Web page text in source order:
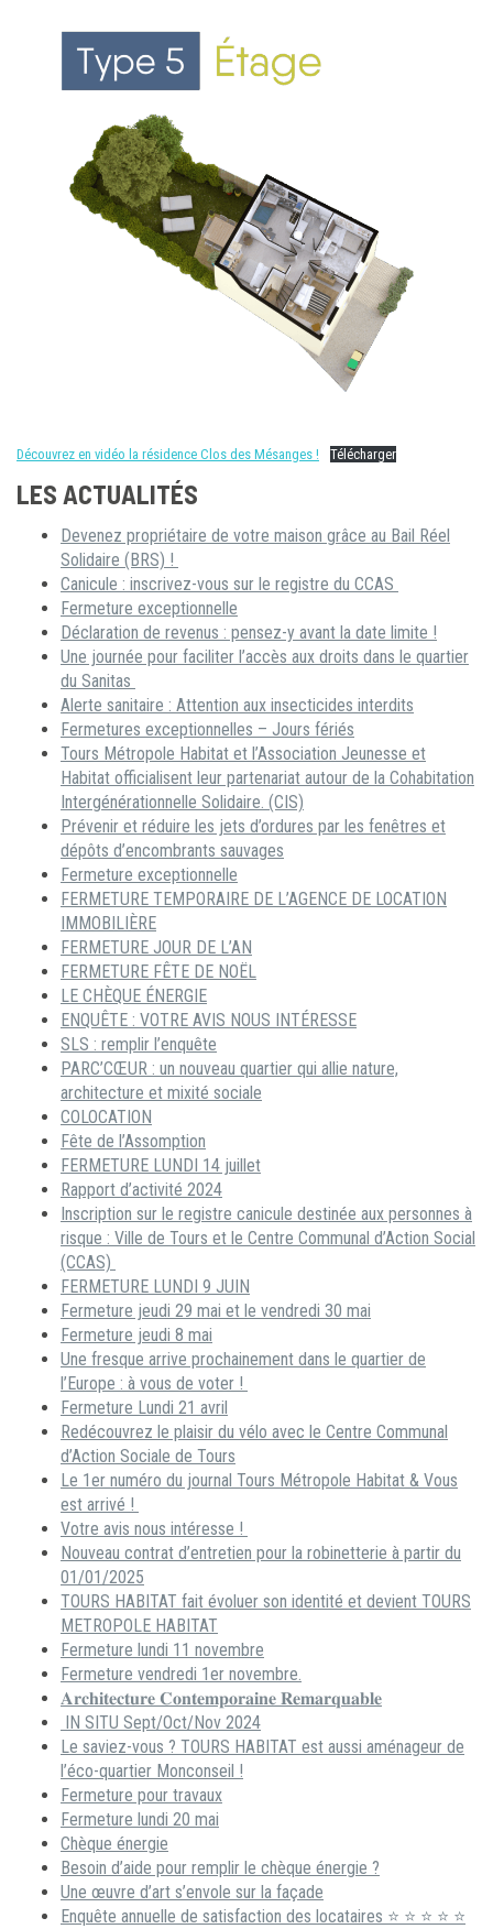
Découvrez en vidéo la résidence Clos des Mésanges ! Télécharger
LES ACTUALITÉS
Devenez propriétaire de votre maison grâce au Bail Réel
Solidaire (BRS) !
Canicule : inscrivez-vous sur le registre du CCAS
Fermeture exceptionnelle
Déclaration de revenus : pensez-y avant la date limite !
Une journée pour faciliter l’accès aux droits dans le quartier
du Sanitas
Alerte sanitaire : Attention aux insecticides interdits
Fermetures exceptionnelles – Jours fériés
Tours Métropole Habitat et l’Association Jeunesse et
Habitat officialisent leur partenariat autour de la Cohabitation
Intergénérationnelle Solidaire. (CIS)
Prévenir et réduire les jets d’ordures par les fenêtres et
dépôts d’encombrants sauvages
Fermeture exceptionnelle
FERMETURE TEMPORAIRE DE L’AGENCE DE LOCATION
IMMOBILIÈRE
FERMETURE JOUR DE L’AN
FERMETURE FÊTE DE NOËL
LE CHÈQUE ÉNERGIE
ENQUÊTE : VOTRE AVIS NOUS INTÉRESSE
SLS : remplir l’enquête
PARC’CŒUR : un nouveau quartier qui allie nature,
architecture et mixité sociale
COLOCATION
Fête de l’Assomption
FERMETURE LUNDI 14 juillet
Rapport d’activité 2024
Inscription sur le registre canicule destinée aux personnes à
risque : Ville de Tours et le Centre Communal d’Action Social
(CCAS)
FERMETURE LUNDI 9 JUIN
Fermeture jeudi 29 mai et le vendredi 30 mai
Fermeture jeudi 8 mai
Une fresque arrive prochainement dans le quartier de
l’Europe : à vous de voter !
Fermeture Lundi 21 avril
Redécouvrez le plaisir du vélo avec le Centre Communal
d’Action Sociale de Tours
Le 1er numéro du journal Tours Métropole Habitat & Vous
est arrivé !
Votre avis nous intéresse !
Nouveau contrat d’entretien pour la robinetterie à partir du
01/01/2025
TOURS HABITAT fait évoluer son identité et devient TOURS
METROPOLE HABITAT
Fermeture lundi 11 novembre
Fermeture vendredi 1er novembre.
𝐀𝐫𝐜𝐡𝐢𝐭𝐞𝐜𝐭𝐮𝐫𝐞 𝐂𝐨𝐧𝐭𝐞𝐦𝐩𝐨𝐫𝐚𝐢𝐧𝐞 𝐑𝐞𝐦𝐚𝐫𝐪𝐮𝐚𝐛𝐥𝐞
IN SITU Sept/Oct/Nov 2024
Le saviez-vous ? TOURS HABITAT est aussi aménageur de
l’éco-quartier Monconseil !
Fermeture pour travaux
Fermeture lundi 20 mai
Chèque énergie
Besoin d’aide pour remplir le chèque énergie ?
Une œuvre d’art s’envole sur la façade
Enquête annuelle de satisfaction des locataires ⭐ ⭐ ⭐ ⭐ ⭐